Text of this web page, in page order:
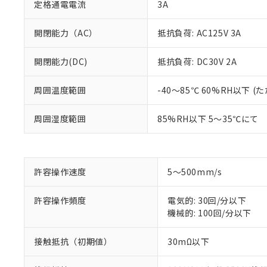
定格通電電流 3A
開閉能力（AC） 抵抗負荷: AC125V 3A
開閉能力(DC) 抵抗負荷: DC30V 2A
周囲温度範囲 -40～85℃ 60%RH以下 (た
周囲湿度範囲 85%RH以下 5～35℃にて
許容操作速度 5～500mm/s
許容操作頻度
電気的: 30回/分以下
機械的: 100回/分以下
接触抵抗（初期値） 30mΩ以下
ご利用条件
本サービス
くものです。
のであり、
※1 対応状況
対応済み：EU
対応予定：EU
仕入先様の事情に
があります。
*EU RoHS指令（10物質
フタル酸ビス(2-エチル
但し、RoHS指令で産
※1 中国
「○」：最大均質
「×」：最大均質
「－」：未確認
*中国RoHS10物質の基
Pb(鉛) :1000ppm、
Cr(Ⅵ)(六価クロム) :
当社は、こ
う）を輸出
号